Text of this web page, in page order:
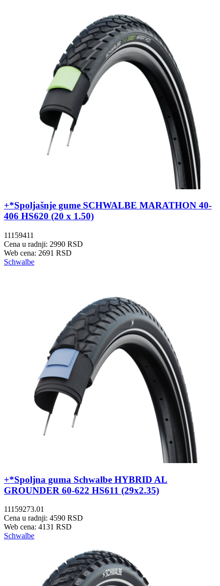
+*Spoljašnje gume SCHWALBE MARATHON 40-
406 HS620 (20 x 1.50)
11159411
Cena u radnji: 2990 RSD
Web cena: 2691 RSD
Schwalbe
+*Spoljna guma Schwalbe HYBRID AL
GROUNDER 60-622 HS611 (29x2.35)
11159273.01
Cena u radnji: 4590 RSD
Web cena: 4131 RSD
Schwalbe